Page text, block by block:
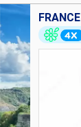
FRANCE